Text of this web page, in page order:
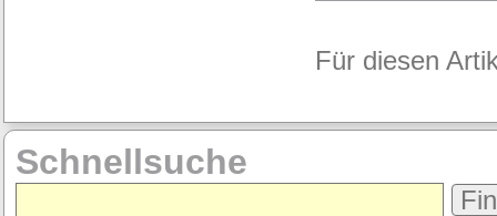
Für diesen
Schnellsuche